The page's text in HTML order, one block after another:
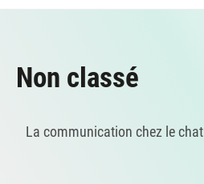
Non classé
La communication chez le chat